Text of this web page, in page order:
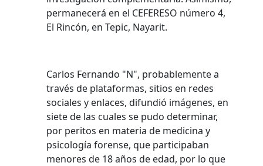
permanecerá en el CEFERESO número 4,
El Rincón, en Tepic, Nayarit.
Carlos Fernando "N", probablemente a
través de plataformas, sitios en redes
sociales y enlaces, difundió imágenes, en
siete de las cuales se pudo determinar,
por peritos en materia de medicina y
psicología forense, que participaban
menores de 18 años de edad, por lo que